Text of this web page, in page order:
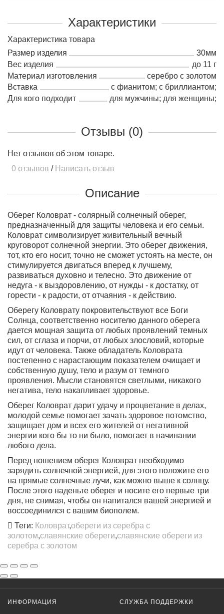
Характеристики
Характеристика товара
Размер изделия
30мм
Вес изделия
до 11 г
Материал изготовления
серебро c золотом
Вставка
с фианитом; с бриллиантом;
Для кого подходит
для мужчины; для женщины;
Отзывы (0)
Нет отзывов об этом товаре.
0 отзывов / Написать отзыв
Описание
Оберег Коловрат - солярный солнечный оберег,
предназначенный для защиты человека и его семьи.
Коловрат символизирует живительный вечный
круговорот солнечной энергии. Это оберег движения,
тот, кто его носит, точно не сможет устоять на месте, он
стимулируется двигаться вперед к лучшему,
развиваться духовно и телесно. Это движение от
недуга - к выздоровлению, от нужды - к достатку, от
горести - к радости, от отчаяния - к действию.
Оберегу Коловрату покровительствуют все Боги
Солнца, соответственно носителю данного оберега
дается мощная защита от любых проявлений темных
сил, от сглаза и порчи, от любых злословий, которые
идут от человека. Также обладатель Коловрата
постепенно с нарастающим показателем очищает и
собственную душу, тело и разум от темного
проявления. Мысли становятся светлыми, никакого
негатива, тело накапливает здоровье.
Оберег Коловрат дарит удачу и процветание в делах,
молодой семье помогает зачать здоровое потомство,
защищает дом и всех его жителей от негативной
энергии кого бы то ни было, помогает в начинании
любого дела.
Перед ношением оберег Коловрат необходимо
зарядить солнечной энергией, для этого положите его
на прямые солнечные лучи, как можно выше к солнцу.
После этого наденьте оберег и носите его первые три
дня, не снимая, чтобы он напитался вашей энергией и
воссоединился с вашим биополем.
Теги: Коловрат,обереги из серебра с
золотом,славянские обереги,славянские обереги из
серебра с золотом
ИНФОРМАЦИЯ СЛУЖБА ПОДДЕРЖКИ